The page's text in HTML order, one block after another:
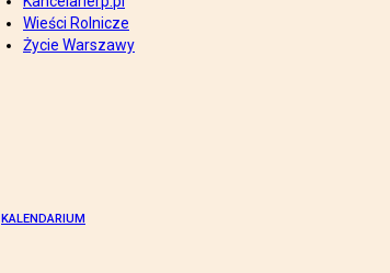
Wieści Rolnicze
Życie Warszawy
KALENDARIUM